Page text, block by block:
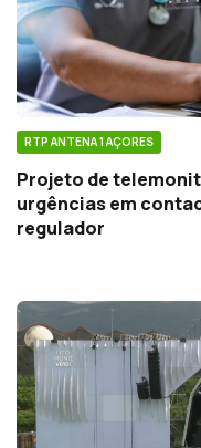
RTP ANTENA 1 AÇORES
Projeto de
urgências em
regulador